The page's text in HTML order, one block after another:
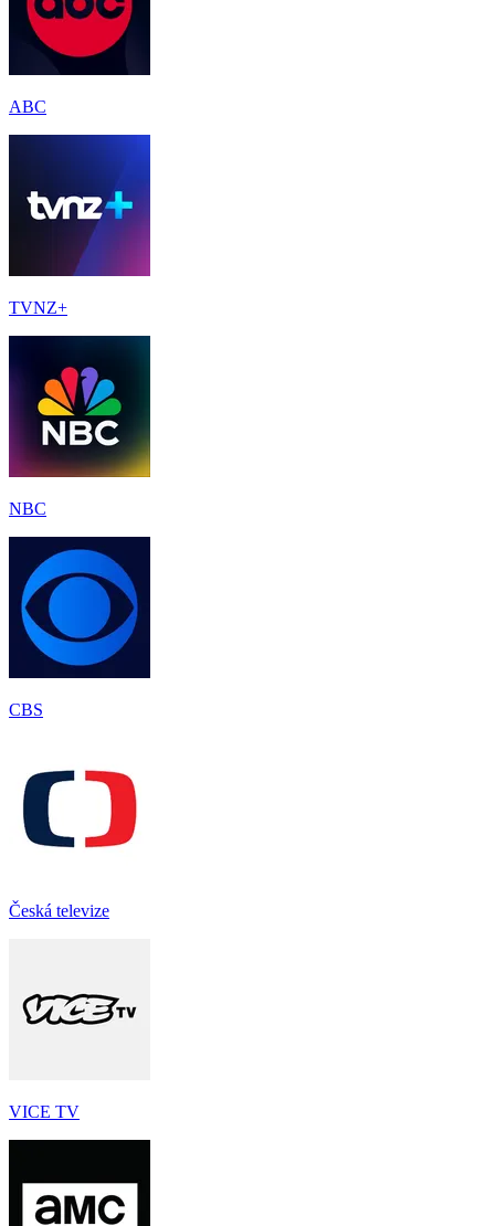
ABC
TVNZ+
NBC
CBS
Česká televize
VICE TV